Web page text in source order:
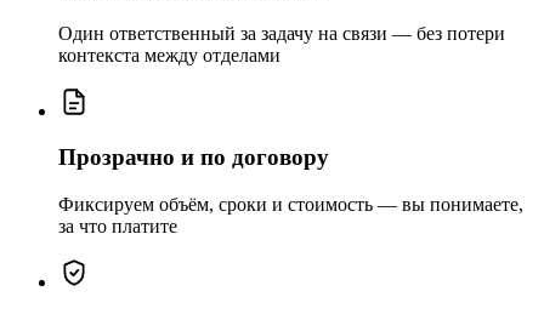
Один ответственный за задачу на связи — без потери
контекста между отделами
Прозрачно и по договору
Фиксируем объём, сроки и стоимость — вы понимаете,
за что платите